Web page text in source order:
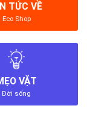
TỨC VỀ
Eco Shop
VẶT
Đời sống